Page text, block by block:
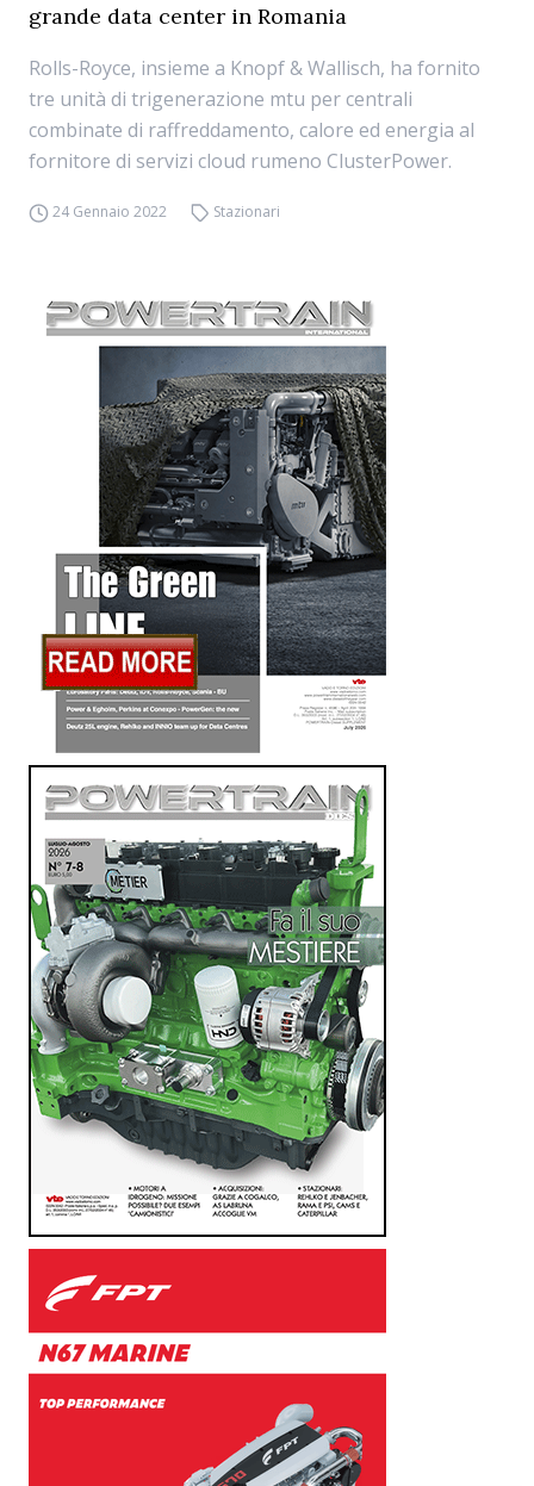
grande data center in Romania
Rolls-Royce, insieme a Knopf & Wallisch, ha fornito
tre unità di trigenerazione mtu per centrali
combinate di raffreddamento, calore ed energia al
fornitore di servizi cloud rumeno ClusterPower.
24 Gennaio 2022 Stazionari